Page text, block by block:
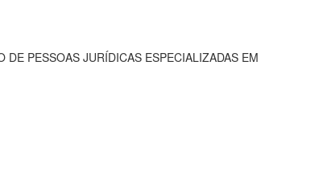
PESSOAS JURÍDICAS ESPECIALIZADAS EM